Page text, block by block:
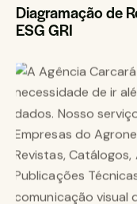
Diagramação de
ESG GRI